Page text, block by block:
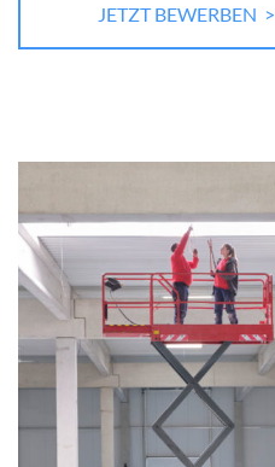
JETZT BEWERBEN >